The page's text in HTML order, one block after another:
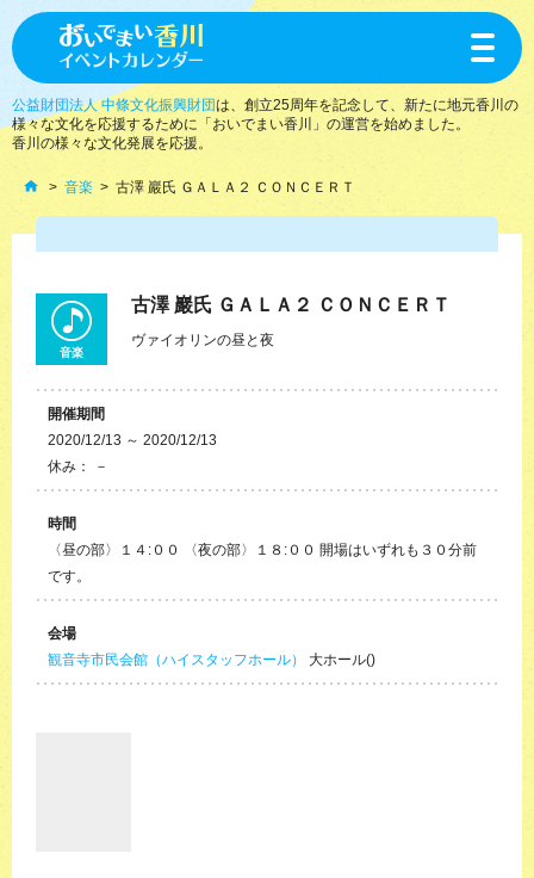
toggle
公益財団法人 中條文化振興財団は、創立25周年を記念して、新たに地元香川の
様々な文化を応援するために「おいでまい香川」の運営を始めました。
香川の様々な文化発展を応援。
音楽 古澤 巖氏 ＧＡＬＡ２ ＣＯＮＣＥＲＴ
音楽
古澤 巖氏 ＧＡＬＡ２ ＣＯＮＣＥＲＴ
ヴァイオリンの昼と夜
開催期間
2020/12/13 ～ 2020/12/13
休み： －
時間
〈昼の部〉１４:００ 〈夜の部〉１８:００ 開場はいずれも３０分前
です。
会場
観音寺市民会館（ハイスタッフホール）
大ホール()